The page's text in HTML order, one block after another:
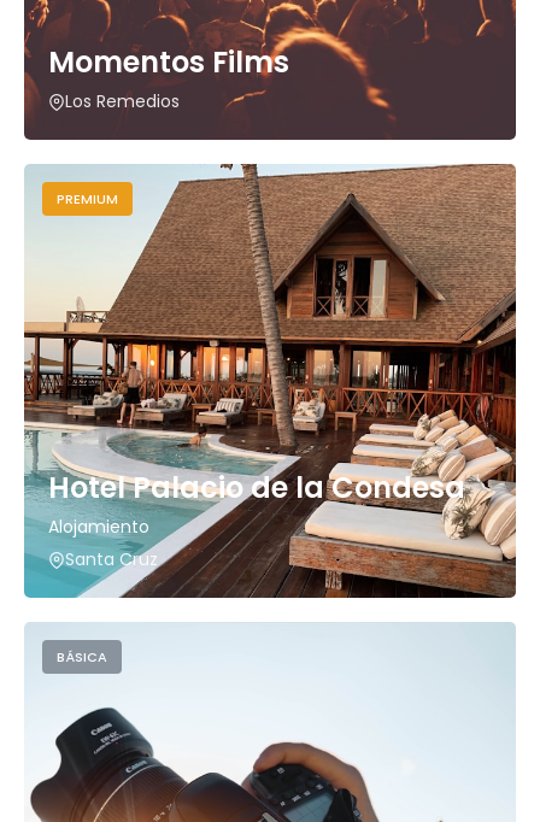
Momentos Films
Los Remedios
PREMIUM
Hotel Palacio de la Condesa
Alojamiento
Santa Cruz
BÁSICA